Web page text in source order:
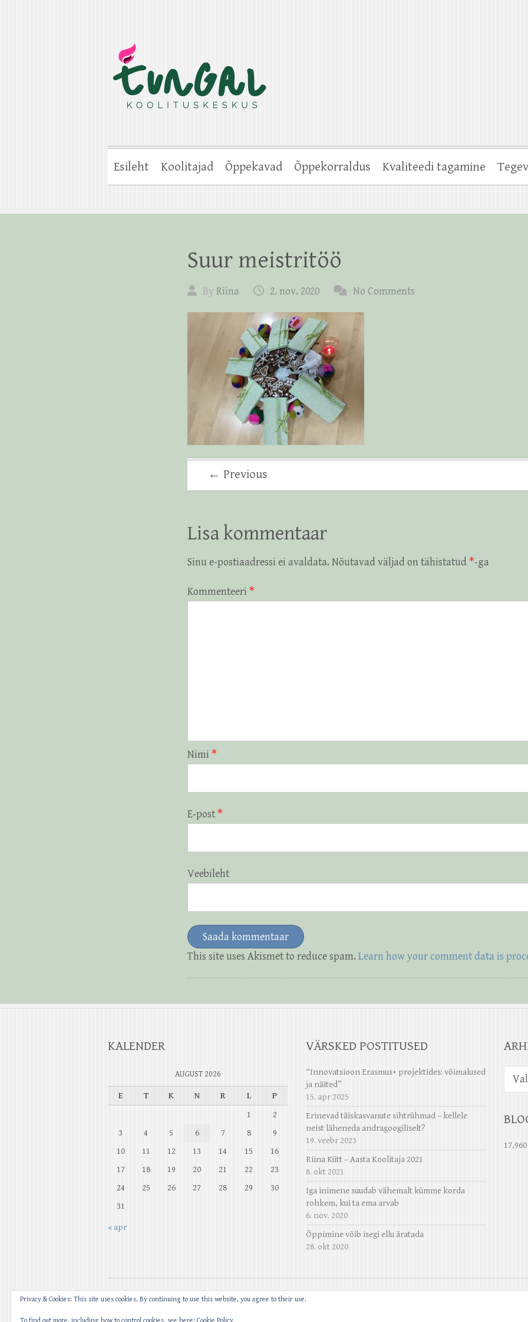
Esileht Koolitajad Õppekavad Õppekorraldus Kvaliteedi tagamine
Suur meistritöö
By Riina 2. nov. 2020 No Comments
← Previous
Lisa kommentaar
Sinu e-postiaadressi ei avaldata. Nõutavad väljad on tähistatud *-ga
Kommenteeri *
Nimi *
E-post *
Veebileht
This site uses Akismet to reduce spam. Learn how your comment data is
KALENDER
AUGUST 2026
E T K N R L
P
1
2
3
4 5 6 7 8
9
10
11 12 13 14 15
16
17
18 19 20 21 22
23
24
25 26 27 28 29
30
31
« apr
VÄRSKED POSTITUSED
“Innovatsioon Erasmus+ projektides: võimalused
ja näited”
15. apr 2025
Erinevad täiskasvanute sihtrühmad – kellele
neist läheneda andragoogiliselt?
19. veebr 2023
Riina Kütt – Aasta Koolitaja 2021
8. okt 2021
Iga inimene suudab vähemalt kümme korda
rohkem, kui ta ema arvab
6. nov. 2020
Õppimine võib isegi ellu äratada
28. okt 2020
17,960
Privacy & Cookies: This site uses cookies. By continuing to use this website, you agree to their use.